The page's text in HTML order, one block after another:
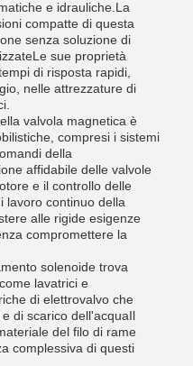
e idrauliche.La
compatte di questa
senza soluzione di
sue proprietà
di risposta rapidi,
nelle attrezzature di
valvola magnetica è
compresi i sistemi
della
affidabile delle valvole
e il controllo delle
lavoro continuo della
alle rigide esigenze
compromettere la
solenoide trova
lavatrici e
di elettrovalvo che
di scarico dell'acquaIl
del filo di rame
complessiva di questi